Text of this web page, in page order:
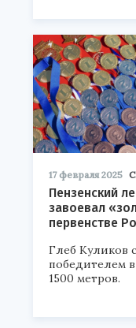
17 февраля 2025
Пензенский
завоевал
первенстве
Глеб Куликов
победителем в
1500 метров.